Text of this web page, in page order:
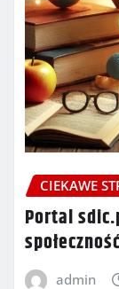
CIEKAWE
Portal
admin